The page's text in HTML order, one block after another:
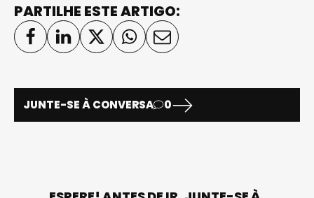
PARTILHE ESTE ARTIGO:
JUNTE-SE À CONVERSA 0